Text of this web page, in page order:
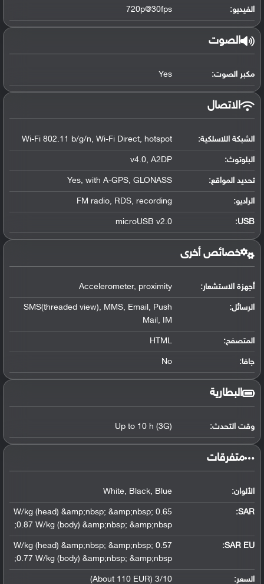
الفيديو: 720p@30fps
الصوت
مكبر الصوت: Yes
الاتصال
الشبكة اللاسلكية: Wi-Fi 802.11 b/g/n, Wi-Fi Direct, hotspot
البلوتوث:
v4.0, A2DP
تحديد المواقع:
Yes, with A-GPS, GLONASS
الراديو: FM radio, RDS, recording
USB
:
microUSB v2.0
خصائص أخرى
أجهزة الاستشعار: Accelerometer, proximity
الرسائل:
SMS(threaded view), MMS, Email, Push
Mail, IM
المتصفح: HTML
جافا: No
البطارية
وقت التحدث: Up to 10 h (3G)
‏متفرقات‏
الألوان: White, Black, Blue
SAR
:
0.65 W/kg (head) &amp;nbsp; &amp;nbsp;
0.87 W/kg (body) &amp;nbsp; &amp;nbsp;
SAR EU:
0.57 W/kg (head) &amp;nbsp; &amp;nbsp;
0.77 W/kg (body) &amp;nbsp; &amp;nbsp;
السعر: 3/10 (About 110 EUR)